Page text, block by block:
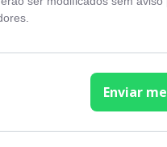
Vidros elétricos
Volante com Regulagem de
Enviar